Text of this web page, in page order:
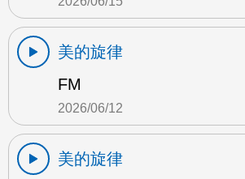
美的旋律
FM
2026/06/12
美的旋律